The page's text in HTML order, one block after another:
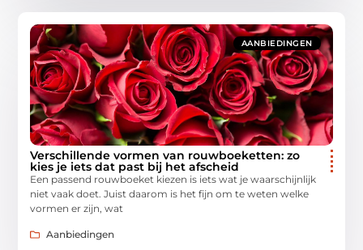
AANBIEDINGEN
Verschillende vormen van rouwboeketten: zo
kies je iets dat past bij het afscheid
Een passend rouwboeket kiezen is iets wat je waarschijnlijk
niet vaak doet. Juist daarom is het fijn om te weten welke
vormen er zijn, wat
Aanbiedingen